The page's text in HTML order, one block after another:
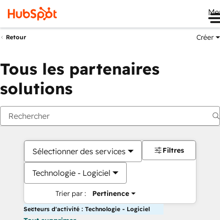
Retour Créer
Tous les partenaires
solutions
Sélectionner des services
Technologie - Logiciel
Trier par : Pertinence
Filtres
Secteurs d'activité : Technologie - Logiciel